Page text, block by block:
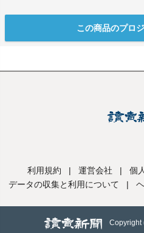
この商品のプロ
利用規約 | 運営会社 | 個
データの収集と利用について
|
Copyright